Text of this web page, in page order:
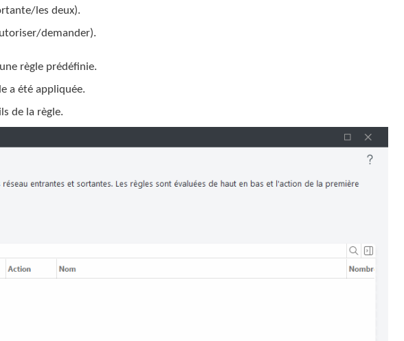
les deux).
demander).
règle prédéfinie.
a été appliquée.
de la règle.